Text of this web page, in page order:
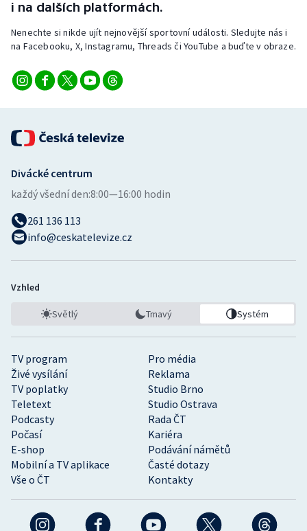
i na dalších platformách.
Nenechte si nikde ujít nejnovější sportovní události. Sledujte nás i
na Facebooku, X, Instagramu, Threads či YouTube a buďte v obraze.
TV program
Pro média
Živé vysílání
Reklama
TV poplatky
Studio Brno
Teletext
Studio Ostrava
Podcasty
Rada ČT
Počasí
Kariéra
E-shop
Podávání námětů
Mobilní a TV aplikace
Časté dotazy
Vše o ČT
Kontakty
Divácké centrum
každý všední den:8:00—16:00 hodin
261 136 113
info@ceskatelevize.cz
Vzhled
Světlý Tmavý Systém